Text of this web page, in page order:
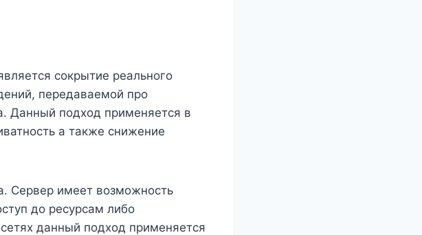
сокрытие реального
передаваемой про
Данный подход применяется в
а также снижение
Сервер имеет возможность
до ресурсам либо
данный подход применяется